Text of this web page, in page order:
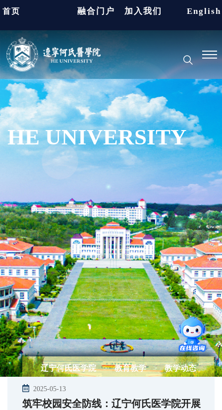
首页 融合门户 加入我们 English
HE UNIVERSITY
辽宁何氏医学院 > 教育教学 > 教学动态
2025-05-13
筑牢校园安全防线：辽宁何氏医学院开展